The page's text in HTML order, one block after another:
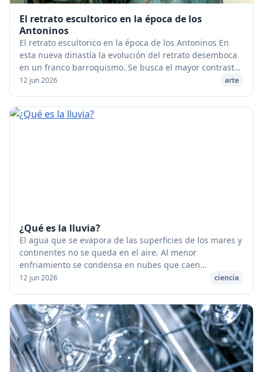
El retrato escultorico en la época de los
Antoninos
El retrato escultorico en la época de los Antoninos En
esta nueva dinastía la evolución del retrato desemboca
en un franco barroquismo. Se busca el mayor contraste
posible entre la suavidad y la tersu...
12 jun 2026 arte
¿Qué es la lluvia?
El agua que se evapora de las superficies de los mares y
continentes no se queda en el aire. Al menor
enfriamiento se condensa en nubes que caen
seguidamente en forma de gotas de lluvia. [caption
12 jun 2026 ciencia